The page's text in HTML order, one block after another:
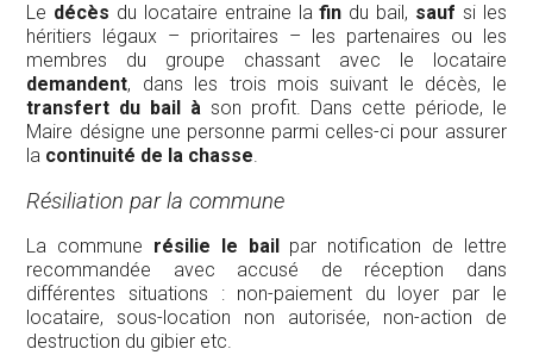
Le décès du locataire entraine lafin du bail, sauf si les
héritiers légaux – prioritaires – les partenaires ou les
membres du groupe chassant avec le locataire
demandent, dans les trois mois suivant le décès, le
transfert du bail à son profit. Dans cette période, le
Maire désigne une personne parmi celles-ci pour assurer
la continuité de la chasse.
Résiliation par la commune
La commune résilie le bail
par notification de lettre
recommandée avec accusé de réception dans
différentes situations : non-paiement du loyer par le
locataire, sous-location non autorisée, non-action de
destruction du gibier etc.